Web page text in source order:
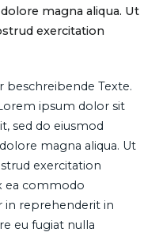
magna aliqua. Ut
exercitation
beschreibende Texte.
ipsum dolor sit
sed do eiusmod
magna aliqua. Ut
exercitation
ea commodo
in reprehenderit in
eu fugiat nulla